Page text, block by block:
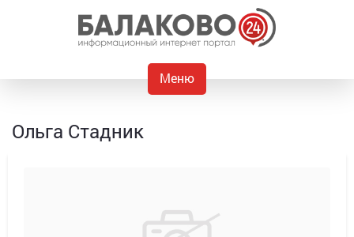
Меню
Ольга Стадник